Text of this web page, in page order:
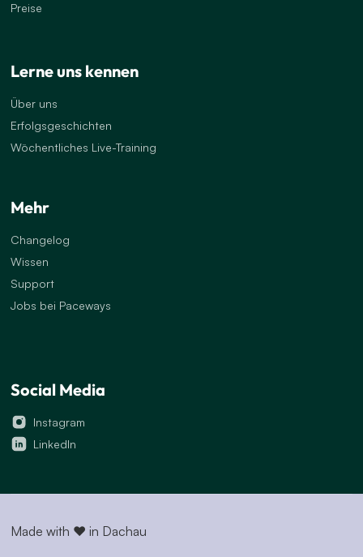
Preise
Lerne uns kennen
Über uns
Erfolgsgeschichten
Wöchentliches Live-Training
Mehr
Changelog
Wissen
Support
Jobs bei Paceways
Social Media
Instagram
LinkedIn
Made with ♥in Dachau